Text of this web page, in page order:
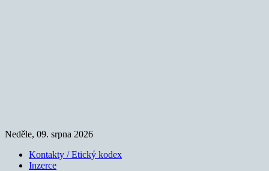
Neděle, 09. srpna 2026
Kontakty / Etický kodex
Inzerce